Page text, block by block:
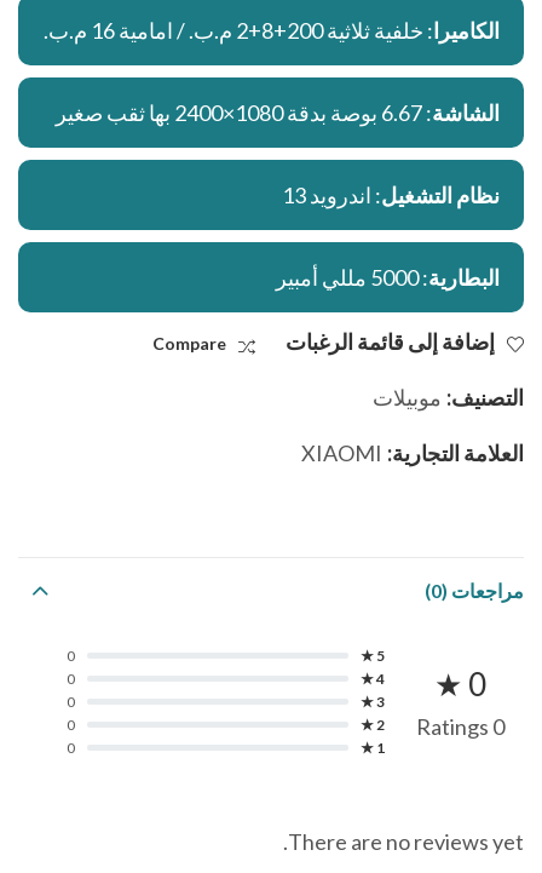
الكاميرا: خلفية ثلاثية 200+8+2 م.ب. / امامية 16 م.ب.
الشاشة: 6.67 بوصة بدقة 1080×2400 بها ثقب صغير
نظام التشغيل: اندرويد 13
البطارية: 5000 مللي أمبير
إضافة إلى قائمة الرغبات Compare
التصنيف: موبيلات
العلامة التجارية: XIAOMI
مراجعات (0)
0 ★
0 Ratings
5 ★
0
4 ★
0
3 ★
0
2 ★
0
1 ★
0
There are no reviews yet.